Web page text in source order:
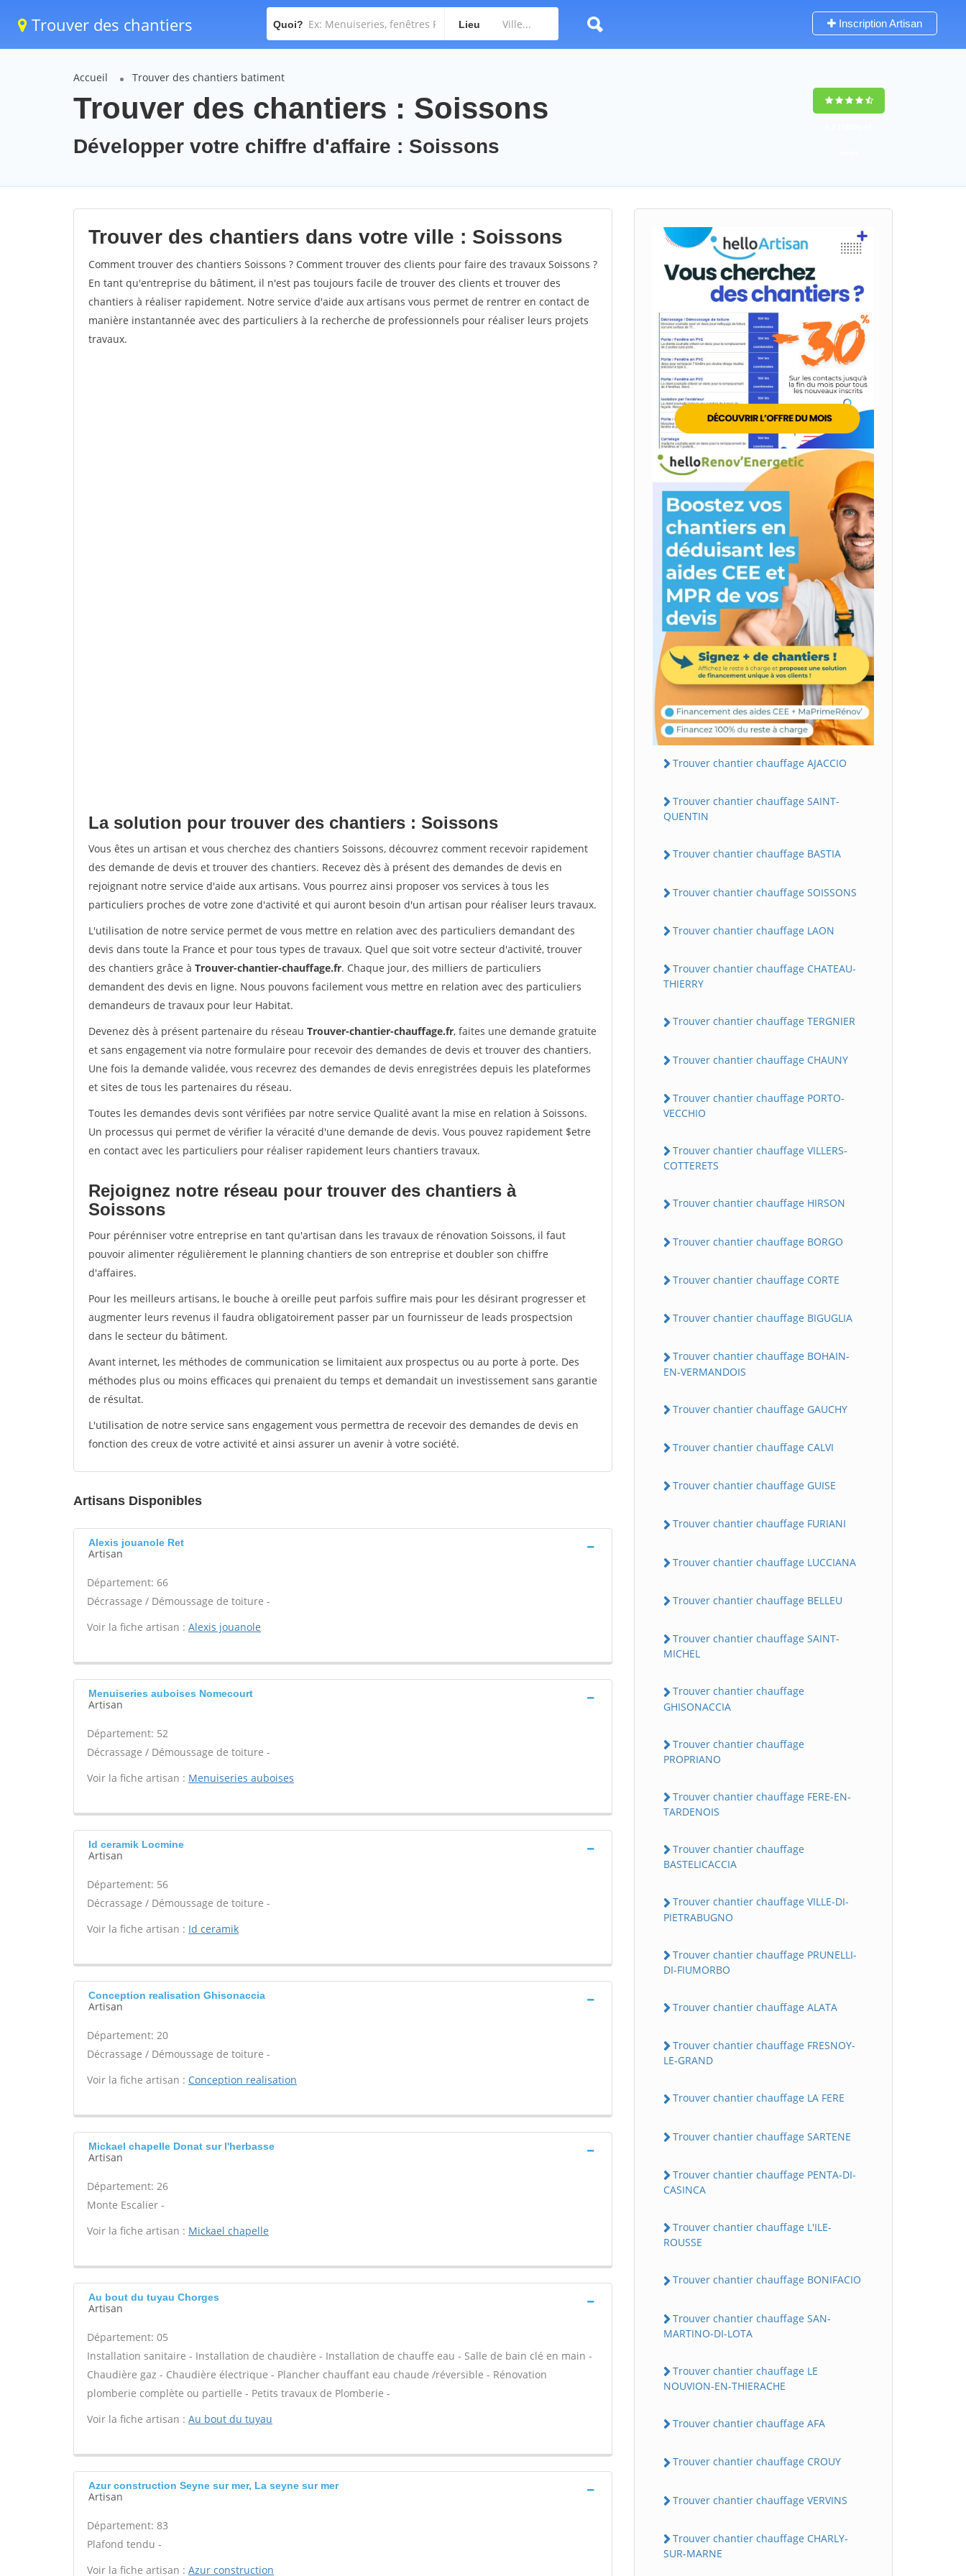
Trouver des chantiers Quoi? Lieu Inscription Artisan
Accueil Trouver des chantiers batiment
Trouver des chantiers : Soissons
Développer votre chiffre d'affaire : Soissons
Trouver des chantiers dans votre ville : Soissons
Comment trouver des chantiers Soissons ? Comment trouver des clients pour faire des travaux Soissons ?
En tant qu'entreprise du bâtiment, il n'est pas toujours facile de trouver des clients et trouver des
chantiers à réaliser rapidement. Notre service d'aide aux artisans vous permet de rentrer en contact de
manière instantannée avec des particuliers à la recherche de professionnels pour réaliser leurs projets
travaux.
La solution pour trouver des chantiers : Soissons
Vous êtes un artisan et vous cherchez des chantiers Soissons, découvrez comment recevoir rapidement
des demande de devis et trouver des chantiers. Recevez dès à présent des demandes de devis en
rejoignant notre service d'aide aux artisans. Vous pourrez ainsi proposer vos services à tous les
particuliers proches de votre zone d'activité et qui auront besoin d'un artisan pour réaliser leurs travaux.
L'utilisation de notre service permet de vous mettre en relation avec des particuliers demandant des
devis dans toute la France et pour tous types de travaux. Quel que soit votre secteur d'activité, trouver
des chantiers grâce à Trouver-chantier-chauffage.fr. Chaque jour, des milliers de particuliers
demandent des devis en ligne. Nous pouvons facilement vous mettre en relation avec des particuliers
demandeurs de travaux pour leur Habitat.
Devenez dès à présent partenaire du réseau Trouver-chantier-chauffage.fr, faites une demande gratuite
et sans engagement via notre formulaire pour recevoir des demandes de devis et trouver des chantiers.
Une fois la demande validée, vous recevrez des demandes de devis enregistrées depuis les plateformes
et sites de tous les partenaires du réseau.
Toutes les demandes devis sont vérifiées par notre service Qualité avant la mise en relation à Soissons.
Un processus qui permet de vérifier la véracité d'une demande de devis. Vous pouvez rapidement $etre
en contact avec les particuliers pour réaliser rapidement leurs chantiers travaux.
Rejoignez notre réseau pour trouver des chantiers à
Soissons
Pour pérénniser votre entreprise en tant qu'artisan dans les travaux de rénovation Soissons, il faut
pouvoir alimenter régulièrement le planning chantiers de son entreprise et doubler son chiffre
d'affaires.
Pour les meilleurs artisans, le bouche à oreille peut parfois suffire mais pour les désirant progresser et
augmenter leurs revenus il faudra obligatoirement passer par un fournisseur de leads prospectsion
dans le secteur du bâtiment.
Avant internet, les méthodes de communication se limitaient aux prospectus ou au porte à porte. Des
méthodes plus ou moins efficaces qui prenaient du temps et demandait un investissement sans garantie
de résultat.
L'utilisation de notre service sans engagement vous permettra de recevoir des demandes de devis en
fonction des creux de votre activité et ainsi assurer un avenir à votre société.
Artisans Disponibles
Alexis jouanole Ret
Artisan
Département: 66
Décrassage / Démoussage de toiture -
Voir la fiche artisan : Alexis jouanole
Menuiseries auboises Nomecourt
Artisan
Département: 52
Décrassage / Démoussage de toiture -
Voir la fiche artisan : Menuiseries auboises
Id ceramik Locmine
Artisan
Département: 56
Décrassage / Démoussage de toiture -
Voir la fiche artisan : Id ceramik
Conception realisation Ghisonaccia
Artisan
Département: 20
Décrassage / Démoussage de toiture -
Voir la fiche artisan : Conception realisation
Mickael chapelle Donat sur l'herbasse
Artisan
Département: 26
Monte Escalier -
Voir la fiche artisan : Mickael chapelle
Au bout du tuyau Chorges
Artisan
Département: 05
Installation sanitaire - Installation de chaudière - Installation de chauffe eau - Salle de bain clé en main -
Chaudière gaz - Chaudière électrique - Plancher chauffant eau chaude /réversible - Rénovation
plomberie complète ou partielle - Petits travaux de Plomberie -
Voir la fiche artisan : Au bout du tuyau
Azur construction Seyne sur mer, La seyne sur mer
Artisan
Département: 83
Plafond tendu -
Voir la fiche artisan : Azur construction
Trouver chantier chauffage AJACCIO
Trouver chantier chauffage SAINT-
QUENTIN
Trouver chantier chauffage BASTIA
Trouver chantier chauffage SOISSONS
Trouver chantier chauffage LAON
Trouver chantier chauffage CHATEAU-
THIERRY
Trouver chantier chauffage TERGNIER
Trouver chantier chauffage CHAUNY
Trouver chantier chauffage PORTO-
VECCHIO
Trouver chantier chauffage VILLERS-
COTTERETS
Trouver chantier chauffage HIRSON
Trouver chantier chauffage BORGO
Trouver chantier chauffage CORTE
Trouver chantier chauffage BIGUGLIA
Trouver chantier chauffage BOHAIN-
EN-VERMANDOIS
Trouver chantier chauffage GAUCHY
Trouver chantier chauffage CALVI
Trouver chantier chauffage GUISE
Trouver chantier chauffage FURIANI
Trouver chantier chauffage LUCCIANA
Trouver chantier chauffage BELLEU
Trouver chantier chauffage SAINT-
MICHEL
Trouver chantier chauffage
GHISONACCIA
Trouver chantier chauffage
PROPRIANO
Trouver chantier chauffage FERE-EN-
TARDENOIS
Trouver chantier chauffage
BASTELICACCIA
Trouver chantier chauffage VILLE-DI-
PIETRABUGNO
Trouver chantier chauffage PRUNELLI-
DI-FIUMORBO
Trouver chantier chauffage ALATA
Trouver chantier chauffage FRESNOY-
LE-GRAND
Trouver chantier chauffage LA FERE
Trouver chantier chauffage SARTENE
Trouver chantier chauffage PENTA-DI-
CASINCA
Trouver chantier chauffage L'ILE-
ROUSSE
Trouver chantier chauffage BONIFACIO
Trouver chantier chauffage SAN-
MARTINO-DI-LOTA
Trouver chantier chauffage LE
NOUVION-EN-THIERACHE
Trouver chantier chauffage AFA
Trouver chantier chauffage CROUY
Trouver chantier chauffage VERVINS
Trouver chantier chauffage CHARLY-
SUR-MARNE